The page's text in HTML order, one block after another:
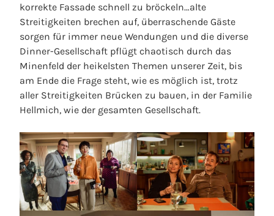
korrekte Fassade schnell zu bröckeln…alte
Streitigkeiten brechen auf, überraschende Gäste
sorgen für immer neue Wendungen und die diverse
Dinner-Gesellschaft pflügt chaotisch durch das
Minenfeld der heikelsten Themen unserer Zeit, bis
am Ende die Frage steht, wie es möglich ist, trotz
aller Streitigkeiten Brücken zu bauen, in der Familie
Hellmich, wie der gesamten Gesellschaft.